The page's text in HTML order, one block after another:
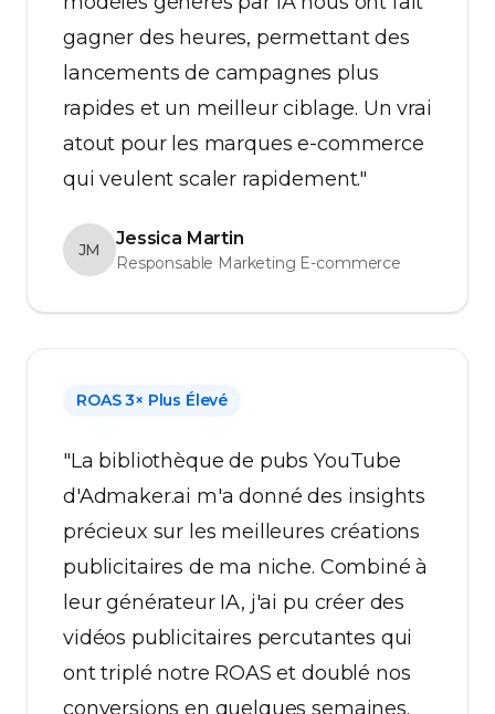
gagner des heures, permettant des
lancements de campagnes plus
rapides et un meilleur ciblage. Un vrai
atout pour les marques e-commerce
qui veulent scaler rapidement."
JM
Jessica Martin
Responsable Marketing E-commerce
ROAS 3× Plus Élevé
"La bibliothèque de pubs YouTube
d'Admaker.ai m'a donné des insights
précieux sur les meilleures créations
publicitaires de ma niche. Combiné à
leur générateur IA, j'ai pu créer des
vidéos publicitaires percutantes qui
ont triplé notre ROAS et doublé nos
conversions en quelques semaines.